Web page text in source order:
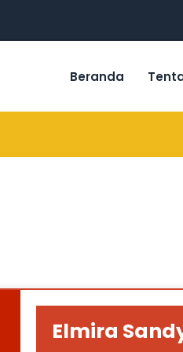
Beranda
Elmira